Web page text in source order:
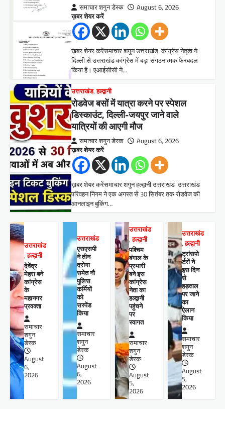
समाचार शगुन डेस्क August 6, 2026
ख़बर शेयर करें
ख़बर शेयर करेंसमाचार शगुन उत्तराखंड कांग्रेस नेतृत्व ने
दिल्ली से उत्तराखंड कांग्रेस में बड़ा संगठनात्मक फेरबदल
किया है। एआईसीसी ने…
उत्तराखंड,हल्द्वानी
रोडवेज बसों में यात्रा करने पर स्पेशल
डिस्काउंट, दिल्ली-जयपुर जाने वाले
यात्रियों की आएगी मौज
समाचार शगुन डेस्क August 6, 2026
ख़बर शेयर करें
ख़बर शेयर करेंसमाचार शगुन हल्द्वानी उत्तराखंड उत्तराखंड
परिवहन निगम ने एक अगस्त से 30 सितंबर तक रोडवेज की
आनलाइन बुकिंग…
उत्तराखंड
,हल्द्वानी
देवेंद्र
मेहरा बने
कांग्रेस
के
महानगर
प्रवक्ता
समाचार
शगुन
डेस्क
August
6,
2026
उत्तराखंड
एसएसपी
ने तीन
दरोगा
समेत नौ
पुलिस
कर्मियों
को
सस्पेंड
किया
समाचार
शगुन
डेस्क
August
6,
2026
उत्तराखंड
,हल्द्वानी
पश्चिम
बंगाल के
प्रभारी
बने इस
कांग्रेस
नेता का
हल्द्वानी
पहुंचने
पर
स्वागत
समाचार
शगुन
डेस्क
August
5,
2026
उत्तराखंड
,हल्द्वानी
ट्रांसपो
र्टरों ने
इस दिन
से
हड़ताल
पर जाने
का
ऐलान
किया
समाचार
शगुन
डेस्क
August
5,
2026